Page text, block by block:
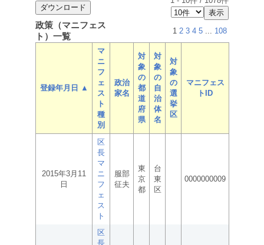
政策（マニフェス
ト）一覧
1 2 3 4 5 ... 108
登録年月日 ▲
マ
ニ
フ
ェ
ス
ト
種
別
政治
家名
対
象
の
都
道
府
県
対
象
の
自
治
体
名
対
象
の
選
挙
区
マニフェス
トID
2015年3月11
日
区
長
マ
ニ
フ
ェ
ス
ト
服部
征夫
東
京
都
台
東
区
0000000009
区
長